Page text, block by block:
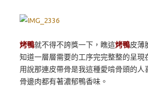
烤鴨就不得不誇獎一下，瞧這烤鴨皮薄
知道一層層需要的工序完完整整的呈現
用說那連皮帶骨是我這種愛啃骨頭的人
骨邊肉都有著濃郁鴨香味。